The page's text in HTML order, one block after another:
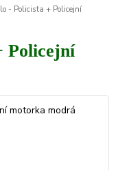
- Policista + Policejní
Policejní